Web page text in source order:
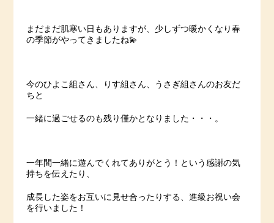
まだまだ肌寒い日もありますが、少しずつ暖かくなり春
の季節がやってきましたね💫
今のひよこ組さん、りす組さん、うさぎ組さんのお友だ
ちと
一緒に過ごせるのも残り僅かとなりました・・・。
一年間一緒に遊んでくれてありがとう！という感謝の気
持ちを伝えたり、
成長した姿をお互いに見せ合ったりする、進級お祝い会
を行いました！